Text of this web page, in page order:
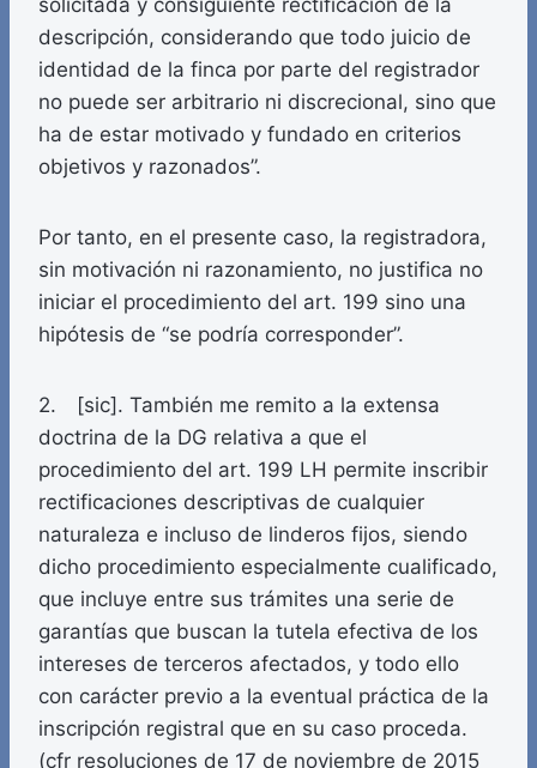
solicitada y consiguiente rectificación de la
descripción, considerando que todo juicio de
identidad de la finca por parte del registrador
no puede ser arbitrario ni discrecional, sino que
ha de estar motivado y fundado en criterios
objetivos y razonados”.
Por tanto, en el presente caso, la registradora,
sin motivación ni razonamiento, no justifica no
iniciar el procedimiento del art. 199 sino una
hipótesis de “se podría corresponder”.
2. [sic]. También me remito a la extensa
doctrina de la DG relativa a que el
procedimiento del art. 199 LH permite inscribir
rectificaciones descriptivas de cualquier
naturaleza e incluso de linderos fijos, siendo
dicho procedimiento especialmente cualificado,
que incluye entre sus trámites una serie de
garantías que buscan la tutela efectiva de los
intereses de terceros afectados, y todo ello
con carácter previo a la eventual práctica de la
inscripción registral que en su caso proceda.
(cfr resoluciones de 17 de noviembre de 2015